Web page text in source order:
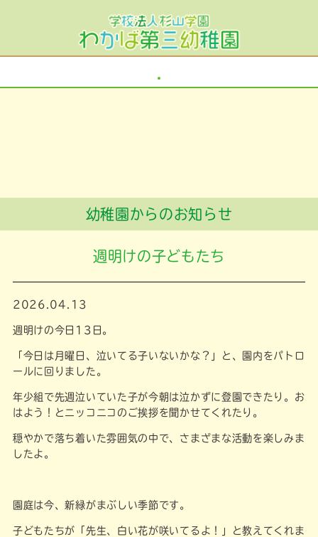
幼稚園からのお知らせ
週明けの子どもたち
2026.04.13
週明けの今日13日。
「今日は月曜日、泣いてる子いないかな？」と、園内をパトロ
ールに回りました。
年少組で先週泣いていた子が今朝は泣かずに登園できたり。お
はよう！とニッコニコのご挨拶を聞かせてくれたり。
穏やかで落ち着いた雰囲気の中で、さまざまな活動を楽しみま
したよ。
園庭は今、新緑がまぶしい季節です。
子どもたちが「先生、白い花が咲いてるよ！」と教えてくれま